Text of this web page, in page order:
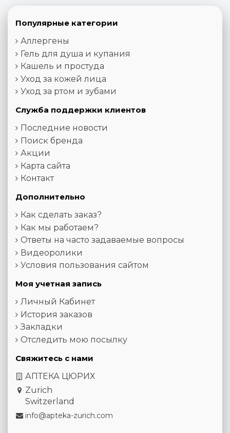
Популярные категории
Аллергены
Гель для душа и купания
Кашель и простуда
Уход за кожей лица
Уход за ртом и зубами
Служба поддержки клиентов
Последние новости
Поиск бренда
Акции
Карта сайта
Контакт
Дополнительно
Как сделать заказ?
Как мы работаем?
Ответы на часто задаваемые вопросы
Видеоролики
Условия пользования сайтом
Моя учетная запись
Личный Кабинет
История заказов
Закладки
Отследить мою посылку
Свяжитесь с нами
АПТЕКА ЦЮРИХ
Zurich
Switzerland
info@apteka-zurich.com